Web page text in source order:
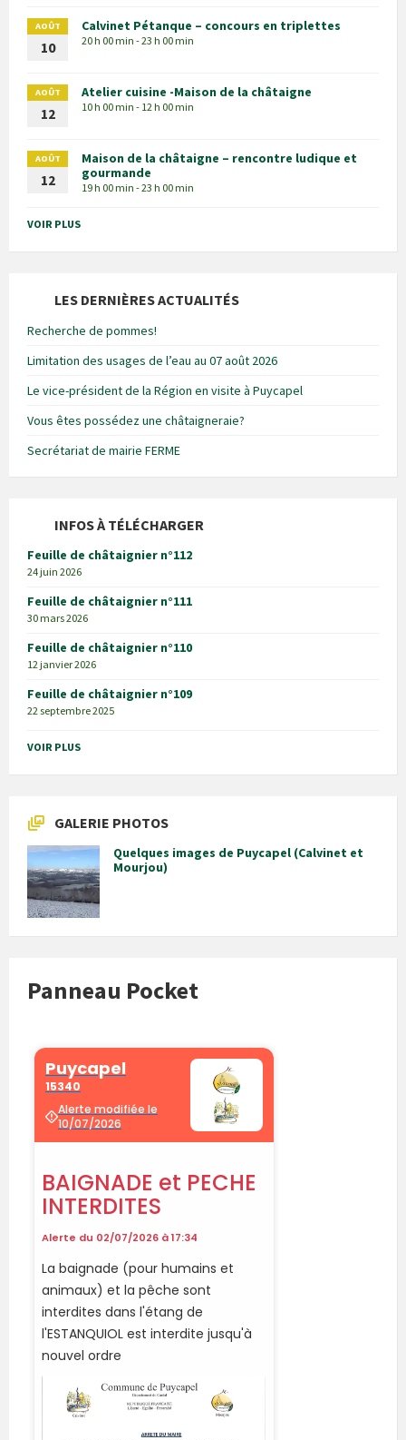
AOÛT
10
Calvinet Pétanque – concours en triplettes
20 h 00 min - 23 h 00 min
AOÛT
12
Atelier cuisine -Maison de la châtaigne
10 h 00 min - 12 h 00 min
AOÛT
12
Maison de la châtaigne – rencontre ludique et
gourmande
19 h 00 min - 23 h 00 min
VOIR PLUS
LES DERNIÈRES ACTUALITÉS
Recherche de pommes!
Limitation des usages de l’eau au 07 août 2026
Le vice-président de la Région en visite à Puycapel
Vous êtes possédez une châtaigneraie?
Secrétariat de mairie FERME
INFOS À TÉLÉCHARGER
Feuille de châtaignier n°112
24 juin 2026
Feuille de châtaignier n°111
30 mars 2026
Feuille de châtaignier n°110
12 janvier 2026
Feuille de châtaignier n°109
22 septembre 2025
VOIR PLUS
GALERIE PHOTOS
Quelques images de Puycapel (Calvinet et
Mourjou)
Panneau Pocket